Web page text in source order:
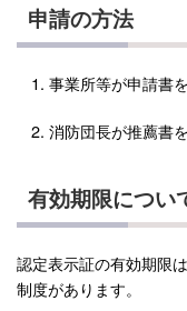
申請の方法
事業所等が申請書
消防団長が推薦書
有効期限につい
認定表示証の有効期限
制度があります。